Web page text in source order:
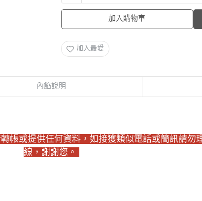
加入購物車
加入最愛
內餡說明
帳或提供任何資料，如接獲類似電話或簡訊請勿
線，謝謝您。